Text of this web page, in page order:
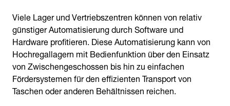
Viele Lager und Vertriebszentren können von relativ
günstiger Automatisierung durch Software und
Hardware profitieren. Diese Automatisierung kann von
Hochregallagern mit Bedienfunktion über den Einsatz
von Zwischengeschossen bis hin zu einfachen
Fördersystemen für den effizienten Transport von
Taschen oder anderen Behältnissen reichen.